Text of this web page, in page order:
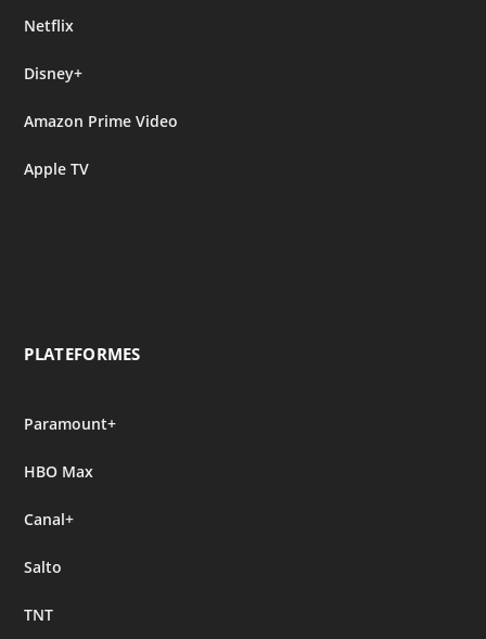
Netflix
Disney+
Amazon Prime Video
Apple TV
PLATEFORMES
Paramount+
HBO Max
Canal+
Salto
TNT